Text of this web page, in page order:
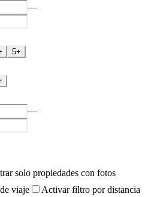
—
5+
—
solo propiedades con fotos
viaje
Activar filtro por distancia